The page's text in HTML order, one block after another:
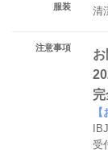
服装 清
注意事項
お
完
受